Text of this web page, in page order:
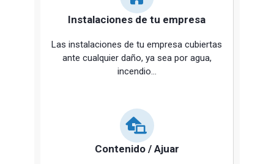
Instalaciones de tu empresa
Las instalaciones de tu empresa cubiertas
ante cualquier daño, ya sea por agua,
incendio…
Contenido / Ajuar